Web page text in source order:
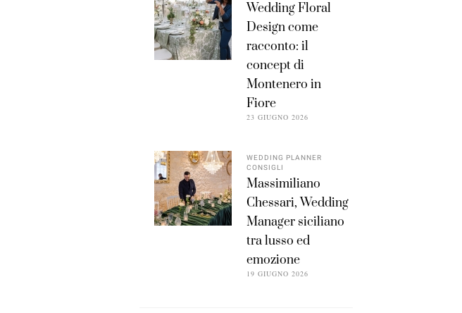
Wedding Floral
Design come
racconto: il
concept di
Montenero in
Fiore
23 GIUGNO 2026
WEDDING PLANNER
CONSIGLI
Massimiliano
Chessari, Wedding
Manager siciliano
tra lusso ed
emozione
19 GIUGNO 2026